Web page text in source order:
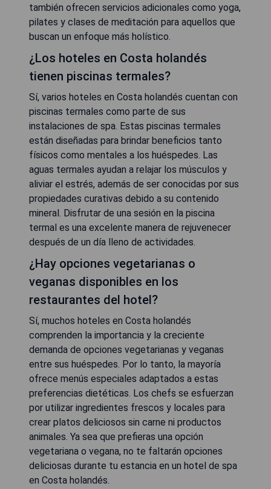
también ofrecen servicios adicionales como yoga,
pilates y clases de meditación para aquellos que
buscan un enfoque más holístico.
¿Los hoteles en Costa holandés
tienen piscinas termales?
Sí, varios hoteles en Costa holandés cuentan con
piscinas termales como parte de sus
instalaciones de spa. Estas piscinas termales
están diseñadas para brindar beneficios tanto
físicos como mentales a los huéspedes. Las
aguas termales ayudan a relajar los músculos y
aliviar el estrés, además de ser conocidas por sus
propiedades curativas debido a su contenido
mineral. Disfrutar de una sesión en la piscina
termal es una excelente manera de rejuvenecer
después de un día lleno de actividades.
¿Hay opciones vegetarianas o
veganas disponibles en los
restaurantes del hotel?
Sí, muchos hoteles en Costa holandés
comprenden la importancia y la creciente
demanda de opciones vegetarianas y veganas
entre sus huéspedes. Por lo tanto, la mayoría
ofrece menús especiales adaptados a estas
preferencias dietéticas. Los chefs se esfuerzan
por utilizar ingredientes frescos y locales para
crear platos deliciosos sin carne ni productos
animales. Ya sea que prefieras una opción
vegetariana o vegana, no te faltarán opciones
deliciosas durante tu estancia en un hotel de spa
en Costa holandés.